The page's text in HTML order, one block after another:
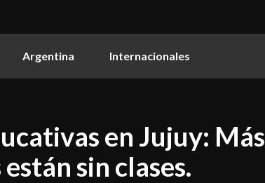
Argentina Internacionales
en Jujuy: Más
sin clases.